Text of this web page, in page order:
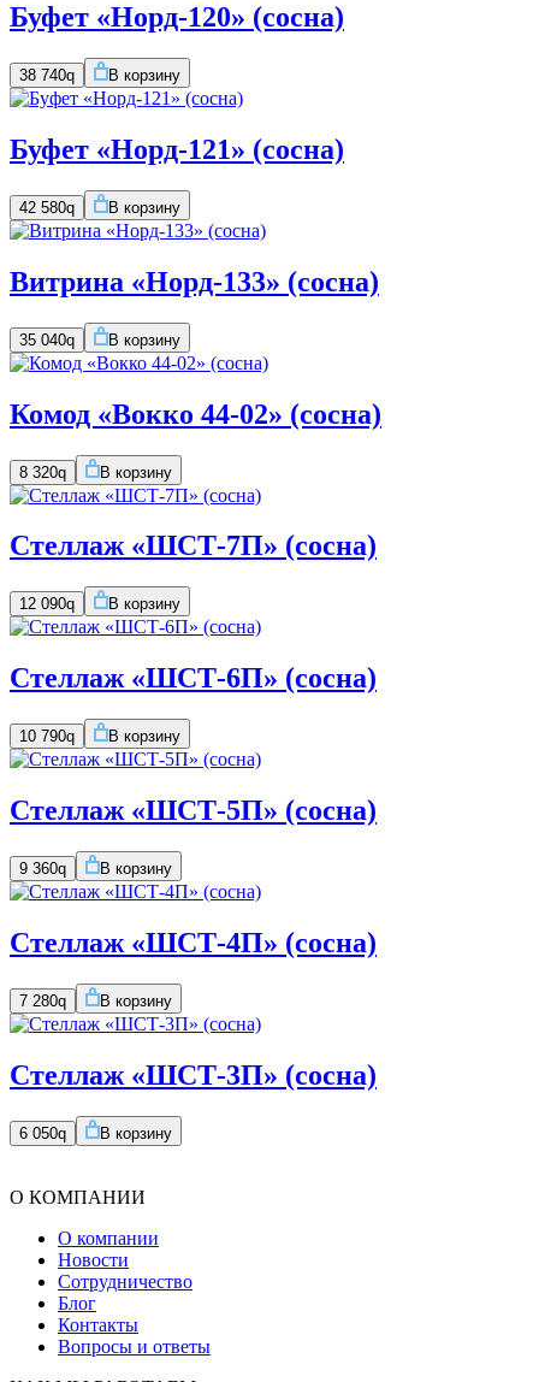
Буфет «Норд-120» (сосна)
38 740q В корзину
Буфет «Норд-121» (сосна)
42 580q В корзину
Витрина «Норд-133» (сосна)
35 040q В корзину
Комод «Вокко 44-02» (сосна)
8 320q В корзину
Стеллаж «ШСТ-7П» (сосна)
12 090q В корзину
Стеллаж «ШСТ-6П» (сосна)
10 790q В корзину
Стеллаж «ШСТ-5П» (сосна)
9 360q В корзину
Стеллаж «ШСТ-4П» (сосна)
7 280q В корзину
Стеллаж «ШСТ-3П» (сосна)
6 050q В корзину
О КОМПАНИИ
О компании
Новости
Сотрудничество
Блог
Контакты
Вопросы и ответы